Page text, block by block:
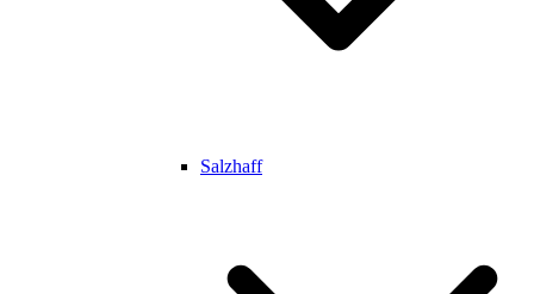
Salzhaff